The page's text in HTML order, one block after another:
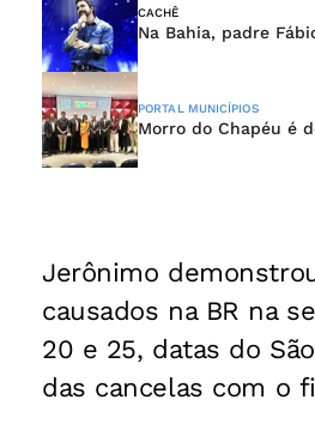
CACHÊ
Na Bahia, padre
PORTAL MUNICÍPIOS
Morro do Chapéu é
Jerônimo
causados na BR na
20 e 25, datas do
das cancelas com o